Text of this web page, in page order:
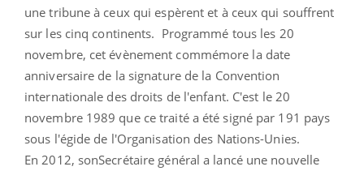
une tribune à ceux qui espèrent et à ceux qui souffrent
sur les cinq continents. Programmé tous les 20
novembre, cet évènement commémore la date
anniversaire de la signature de la Convention
internationale des droits de l'enfant. C'est le 20
novembre 1989 que ce traité a été signé par 191 pays
sous l'égide de l'Organisation des Nations-Unies.
En 2012, sonSecrétaire général a lancé une nouvelle